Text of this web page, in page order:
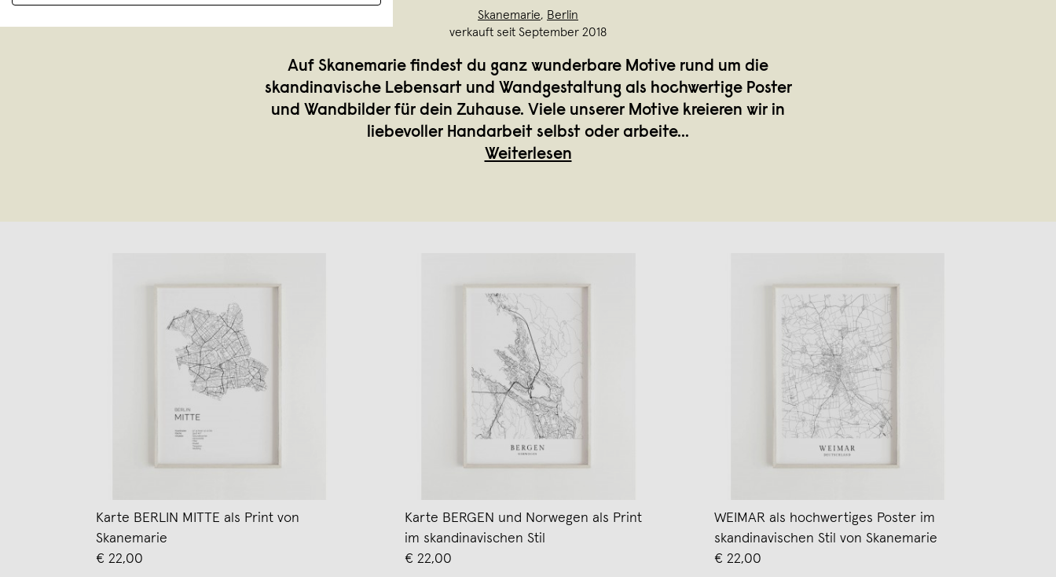
Skanemarie, Berlin
verkauft seit September 2018
Auf Skanemarie findest du ganz wunderbare Motive rund um die
skandinavische Lebensart und Wandgestaltung als hochwertige Poster
und Wandbilder für dein Zuhause. Viele unserer Motive kreieren wir in
liebevoller Handarbeit selbst oder arbeite...
Weiterlesen
Karte BERLIN MITTE als Print von
Skanemarie
€ 22,00
Karte BERGEN und Norwegen als Print
im skandinavischen Stil
€ 22,00
WEIMAR als hochwertiges Poster im
skandinavischen Stil von Skanemarie
€ 22,00